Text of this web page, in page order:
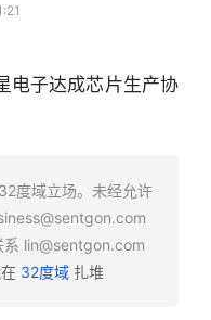
电子达成芯片生产协
度域立场。未经允许
系 lin@sentgon.com
32度域扎堆